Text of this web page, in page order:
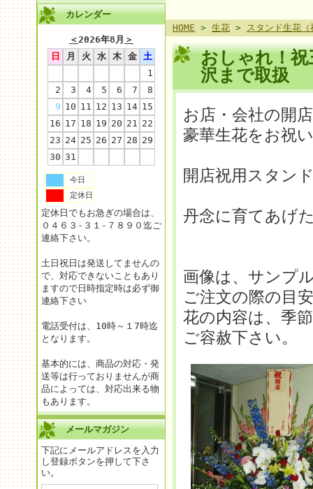
カレンダー
＜2026年8月 ＞
日
月 火 水 木 金
土
1
2
3 4 5 6 7
8
9 10 11 12 13 14 15
16 17 18 19 20 21 22
23 24 25 26 27 28 29
30 31
今日
定休日
定休日でもお急ぎの場合は、
０４６３-３１-７８９０迄ご
連絡下さい。
土日祝日は発送してませんの
で、対応できないこともあり
ますので日時指定時は必ず御
連絡下さい
電話受付は、10時～１7時迄
となります。
基本的には、商品の対応・発
送等は行っておりませんが商
品によっては、対応出来る物
もあります。
メールマガジン
下記にメールアドレスを入力
し登録ボタンを押して下さ
い。
HOME > 生花 > スタンド生花
おしゃれ！
沢まで取扱
お店・会社の開
豪華生花をお祝
開店祝用スタン
丹念に育てあげ
画像は、サンプ
ご注文の際の目
花の内容は、季
ご容赦下さい。